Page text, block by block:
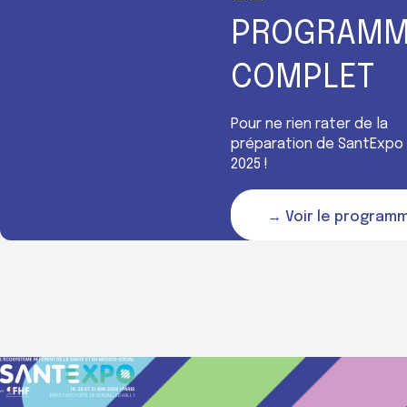
COMPLET
Pour ne rien rater de la
préparation de SantExpo
2025 !
→ Voir le